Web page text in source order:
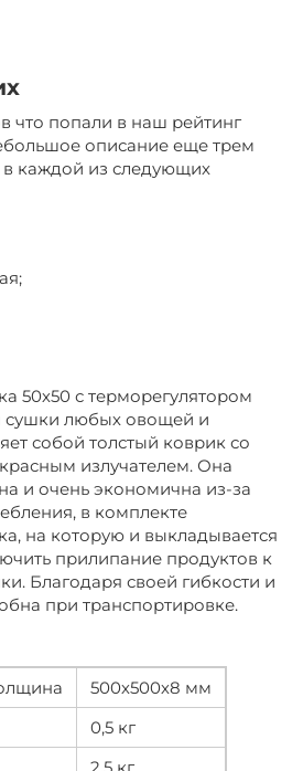
что попали в наш рейтинг
описание еще трем
каждой из следующих
50х50 с терморегулятором
сушки любых овощей и
собой толстый коврик со
излучателем. Она
и очень экономична из-за
в комплекте
на которую и выкладывается
прилипание продуктов к
Благодаря своей гибкости и
при транспортировке.
500х500х8 мм
0,5 кг